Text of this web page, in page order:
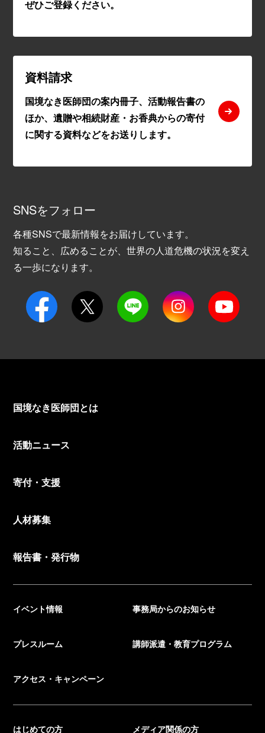
ぜひご登録ください。
資料請求
国境なき医師団の案内冊子、活動報告書の
ほか、遺贈や相続財産・お香典からの寄付
に関する資料などをお送りします。
SNSをフォロー
各種SNSで最新情報をお届けしています。
知ること、広めることが、世界の人道危機の状況を変え
る一歩になります。
国境なき医師団とは
活動ニュース
寄付・支援
人材募集
報告書・発行物
イベント情報 事務局からのお知らせ
プレスルーム 講師派遣・教育プログラム
アクセス・キャンペーン
はじめての方 メディア関係の方